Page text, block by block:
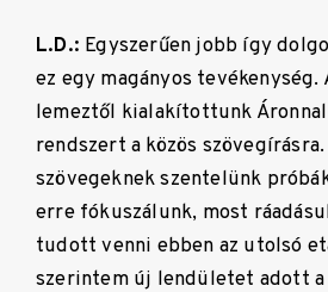
L.D.: Egyszerűen jobb így
ez egy magányos tevékenység.
lemeztől kialakítottunk
rendszert a közös
szövegeknek szentelünk
erre fókuszálunk, most
tudott venni ebben az utolsó
szerintem új lendületet adott a